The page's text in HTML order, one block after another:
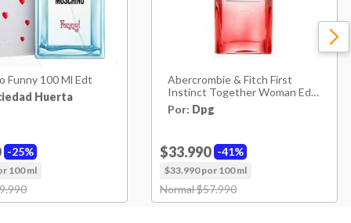
Funny 100 Ml Edt
Huerta
25%
100 ml
from
Abercrombie & Fitch First
Instinct Together Woman Edp
100ml
Por: Dpg
41%
$33.990
$33.990 por 100 ml
Price reduced from
Normal $57.990